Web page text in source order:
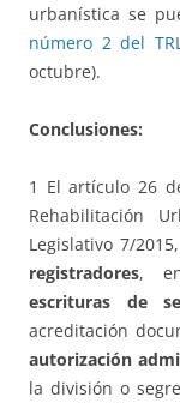
urbanística se
número 2 del
octubre).
Conclusiones:
1 El artículo 26
Rehabilitación
Legislativo 7/
registradores,
escrituras de
acreditación
autorización
la división o